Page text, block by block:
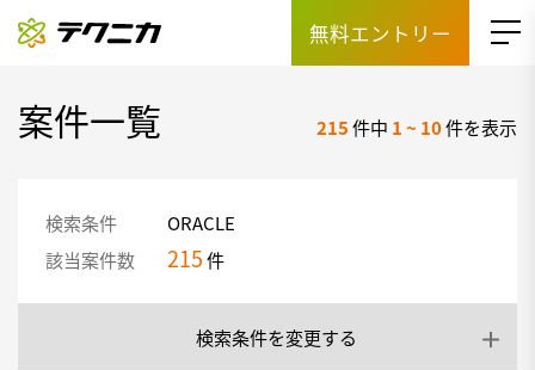
無料エントリー
案件一覧 215件中 1~10件を表示
検索条件
ORACLE
該当案件数
215件
検索条件を変更する